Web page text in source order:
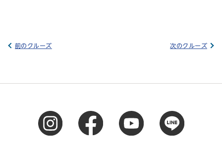
前のクルーズ 次のクルーズ